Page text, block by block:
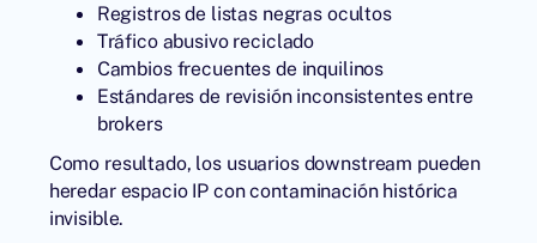
Registros de listas negras ocultos
Tráfico abusivo reciclado
Cambios frecuentes de inquilinos
Estándares de revisión inconsistentes entre
brokers
Como resultado, los usuarios downstream pueden
heredar espacio IP con contaminación histórica
invisible.